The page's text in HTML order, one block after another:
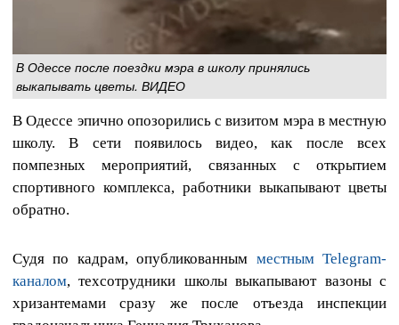
В Одессе после поездки мэра в школу принялись
выкапывать цветы. ВИДЕО
В Одессе эпично опозорились с визитом мэра в местную
школу. В сети появилось видео, как после всех
помпезных мероприятий, связанных с открытием
спортивного комплекса, работники выкапывают цветы
обратно.
Судя по кадрам, опубликованным местным Telegram-
каналом, техсотрудники школы выкапывают вазоны с
хризантемами сразу же после отъезда инспекции